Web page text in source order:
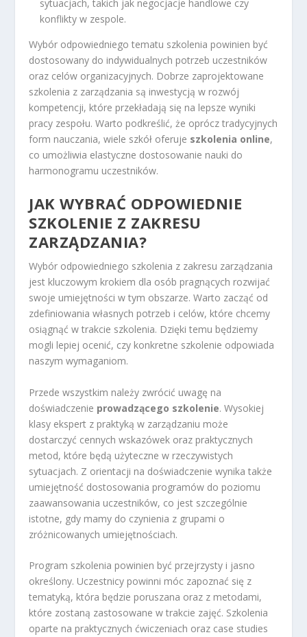
sytuacjach, takich jak negocjacje handlowe czy
konflikty w zespole.
Wybór odpowiedniego tematu szkolenia powinien być
dostosowany do indywidualnych potrzeb uczestników
oraz celów organizacyjnych. Dobrze zaprojektowane
szkolenia z zarządzania są inwestycją w rozwój
kompetencji, które przekładają się na lepsze wyniki
pracy zespołu. Warto podkreślić, że oprócz tradycyjnych
form nauczania, wiele szkół oferuje szkolenia online,
co umożliwia elastyczne dostosowanie nauki do
harmonogramu uczestników.
JAK WYBRAĆ ODPOWIEDNIE
SZKOLENIE Z ZAKRESU
ZARZĄDZANIA?
Wybór odpowiedniego szkolenia z zakresu zarządzania
jest kluczowym krokiem dla osób pragnących rozwijać
swoje umiejętności w tym obszarze. Warto zacząć od
zdefiniowania własnych potrzeb i celów, które chcemy
osiągnąć w trakcie szkolenia. Dzięki temu będziemy
mogli lepiej ocenić, czy konkretne szkolenie odpowiada
naszym wymaganiom.
Przede wszystkim należy zwrócić uwagę na
doświadczenie prowadzącego szkolenie. Wysokiej
klasy ekspert z praktyką w zarządzaniu może
dostarczyć cennych wskazówek oraz praktycznych
metod, które będą użyteczne w rzeczywistych
sytuacjach. Z orientacji na doświadczenie wynika także
umiejętność dostosowania programów do poziomu
zaawansowania uczestników, co jest szczególnie
istotne, gdy mamy do czynienia z grupami o
zróżnicowanych umiejętnościach.
Program szkolenia powinien być przejrzysty i jasno
określony. Uczestnicy powinni móc zapoznać się z
tematyką, która będzie poruszana oraz z metodami,
które zostaną zastosowane w trakcie zajęć. Szkolenia
oparte na praktycznych ćwiczeniach oraz case studies